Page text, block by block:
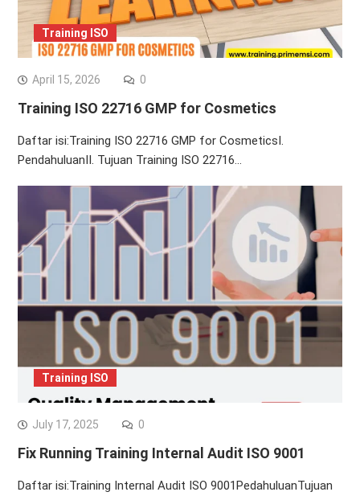
Training ISO
April 15, 2026 0
Training ISO 22716 GMP for Cosmetics
Daftar isi:Training ISO 22716 GMP for CosmeticsI.
PendahuluanII. Tujuan Training ISO 22716…
Training ISO
July 17, 2025 0
Fix Running Training Internal Audit ISO 9001
Daftar isi:Training Internal Audit ISO 9001PedahuluanTujuan